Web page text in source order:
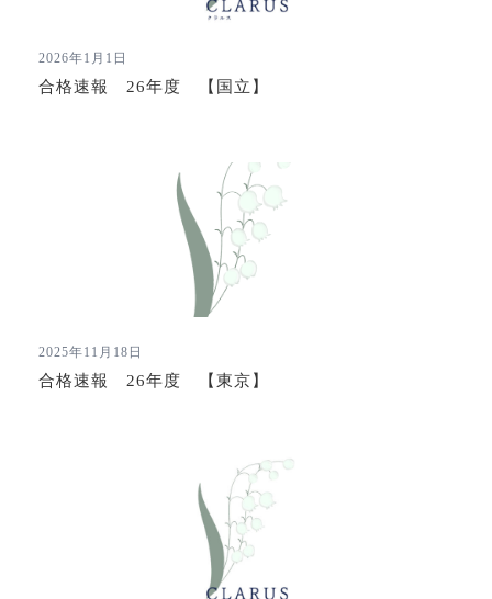
2026年1月1日
合格速報 26年度 【国立】
2025年11月18日
合格速報 26年度 【東京】